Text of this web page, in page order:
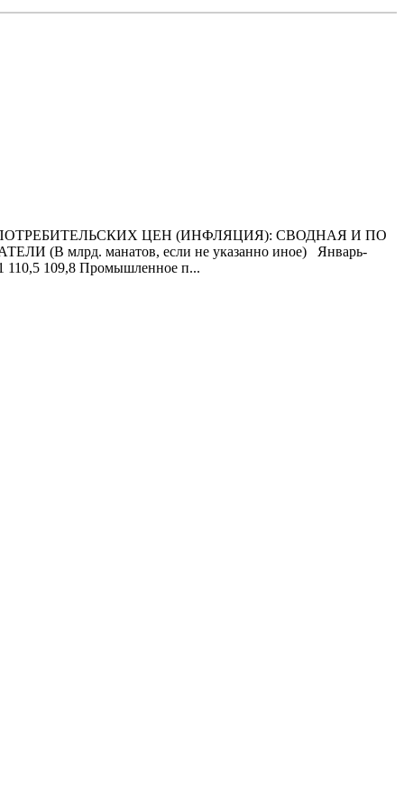
ПОТРЕБИТЕЛЬСКИХ ЦЕН (ИНФЛЯЦИЯ): СВОДНАЯ И ПО
манатов, если не указанно иное) Январь-
110,5 109,8 Промышленное п...